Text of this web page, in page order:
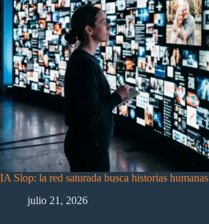
IA Slop: la red saturada busca historias humanas
julio 21, 2026